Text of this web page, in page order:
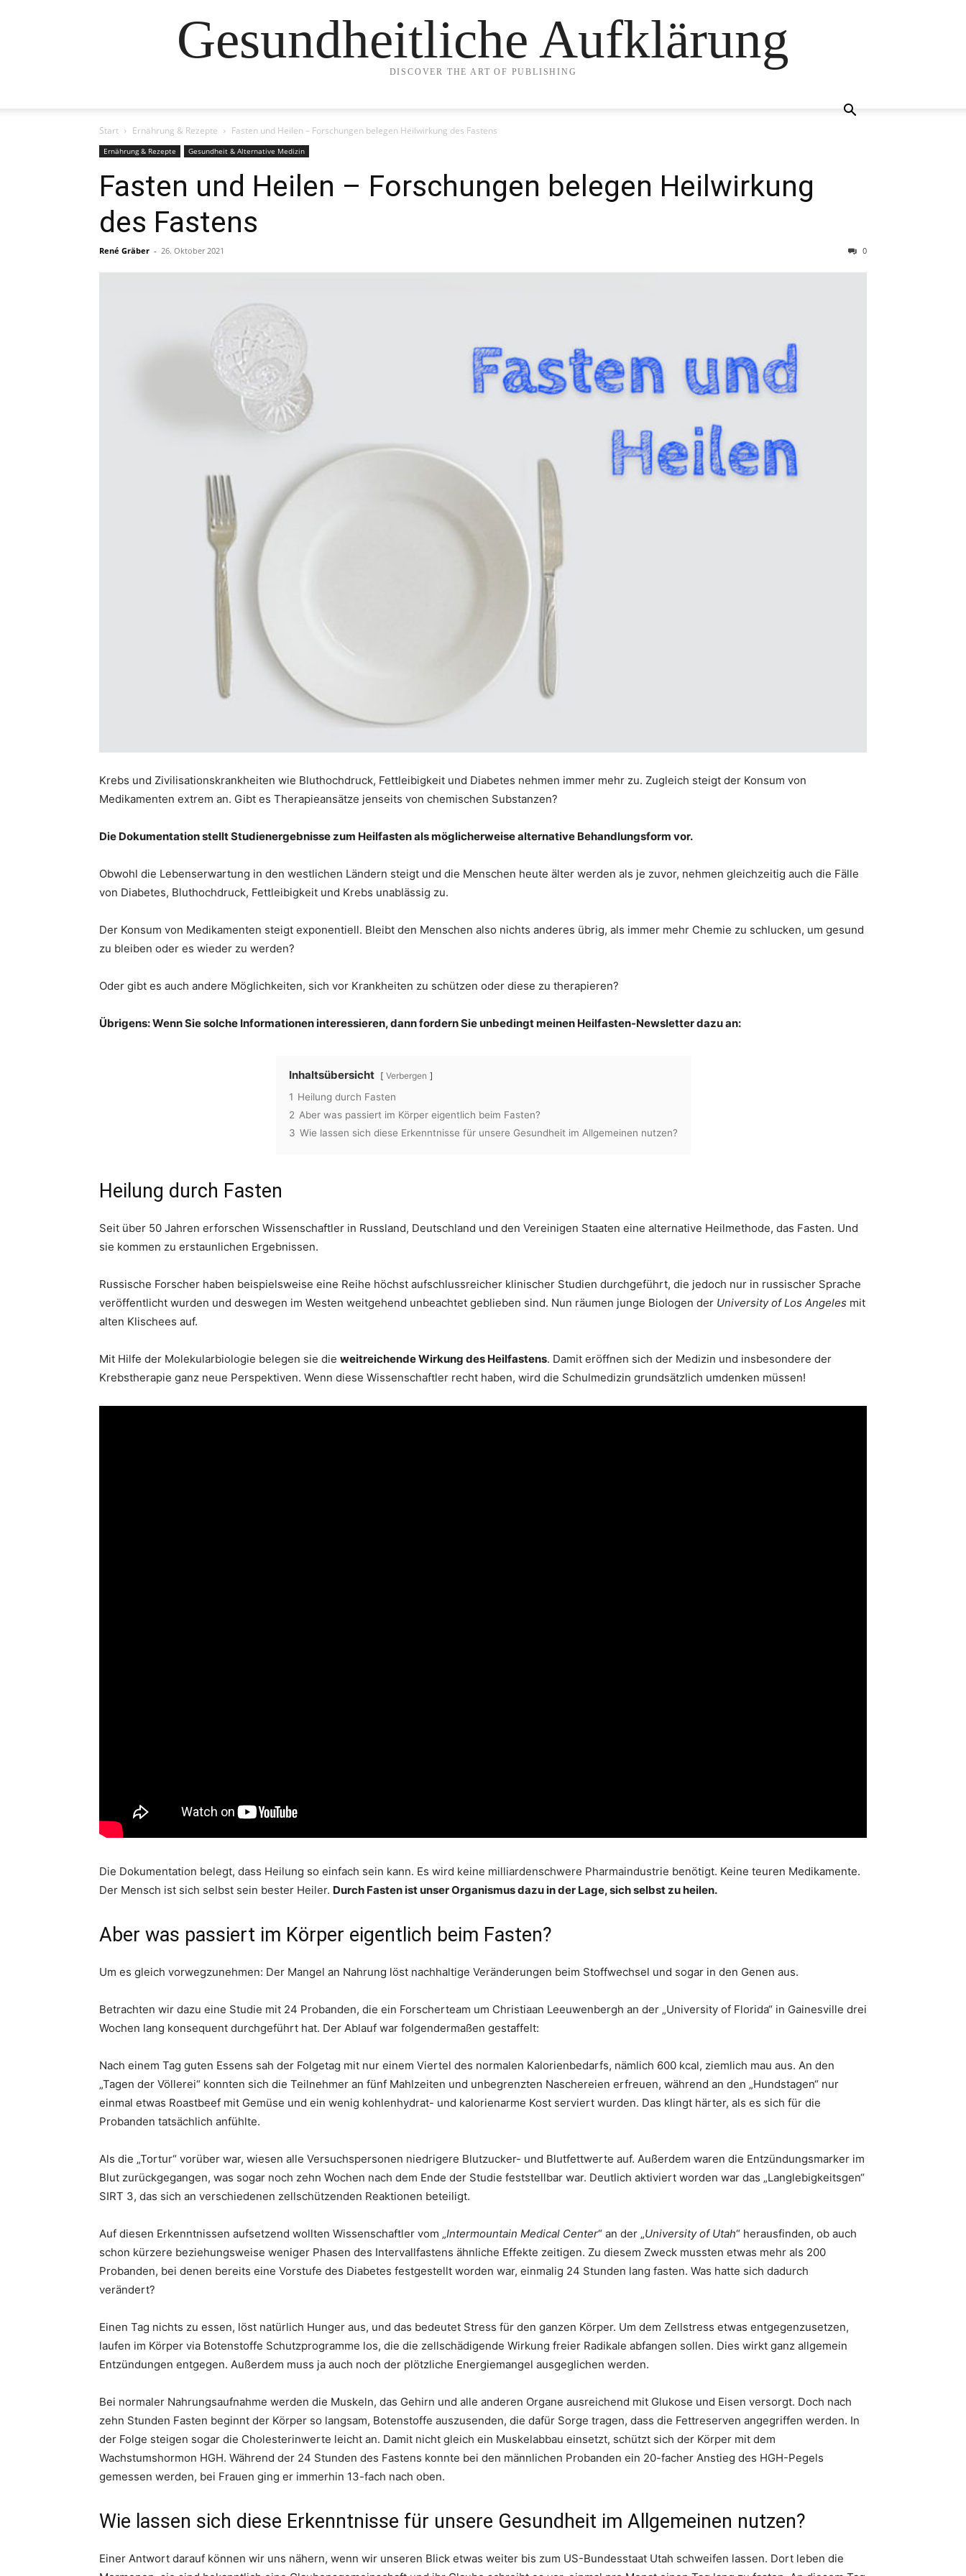
Gesundheitliche Aufklärung
DISCOVER THE ART OF PUBLISHING
Start Ernährung & Rezepte Fasten und Heilen – Forschungen belegen Heilwirkung des Fastens
Ernährung & Rezepte Gesundheit & Alternative Medizin
Fasten und Heilen – Forschungen belegen Heilwirkung
des Fastens
René Gräber - 26. Oktober 2021 0
Krebs und Zivilisationskrankheiten wie Bluthochdruck, Fettleibigkeit und Diabetes nehmen immer mehr zu. Zugleich steigt der Konsum von
Medikamenten extrem an. Gibt es Therapieansätze jenseits von chemischen Substanzen?
Die Dokumentation stellt Studienergebnisse zum Heilfasten als möglicherweise alternative Behandlungsform vor.
Obwohl die Lebenserwartung in den westlichen Ländern steigt und die Menschen heute älter werden als je zuvor, nehmen gleichzeitig auch die Fälle
von Diabetes, Bluthochdruck, Fettleibigkeit und Krebs unablässig zu.
Der Konsum von Medikamenten steigt exponentiell. Bleibt den Menschen also nichts anderes übrig, als immer mehr Chemie zu schlucken, um gesund
zu bleiben oder es wieder zu werden?
Oder gibt es auch andere Möglichkeiten, sich vor Krankheiten zu schützen oder diese zu therapieren?
Übrigens: Wenn Sie solche Informationen interessieren, dann fordern Sie unbedingt meinen Heilfasten-Newsletter dazu an:
Inhaltsübersicht Verbergen
1 Heilung durch Fasten
2 Aber was passiert im Körper eigentlich beim Fasten?
3 Wie lassen sich diese Erkenntnisse für unsere Gesundheit im Allgemeinen nutzen?
Heilung durch Fasten
Seit über 50 Jahren erforschen Wissenschaftler in Russland, Deutschland und den Vereinigen Staaten eine alternative Heilmethode, das Fasten. Und
sie kommen zu erstaunlichen Ergebnissen.
Russische Forscher haben beispielsweise eine Reihe höchst aufschlussreicher klinischer Studien durchgeführt, die jedoch nur in russischer Sprache
veröffentlicht wurden und deswegen im Westen weitgehend unbeachtet geblieben sind. Nun räumen junge Biologen der University of Los Angeles mit
alten Klischees auf.
Mit Hilfe der Molekularbiologie belegen sie die weitreichende Wirkung des Heilfastens. Damit eröffnen sich der Medizin und insbesondere der
Krebstherapie ganz neue Perspektiven. Wenn diese Wissenschaftler recht haben, wird die Schulmedizin grundsätzlich umdenken müssen!
Die Dokumentation belegt, dass Heilung so einfach sein kann. Es wird keine milliardenschwere Pharmaindustrie benötigt. Keine teuren Medikamente.
Der Mensch ist sich selbst sein bester Heiler. Durch Fasten ist unser Organismus dazu in der Lage, sich selbst zu heilen.
Aber was passiert im Körper eigentlich beim Fasten?
Um es gleich vorwegzunehmen: Der Mangel an Nahrung löst nachhaltige Veränderungen beim Stoffwechsel und sogar in den Genen aus.
Betrachten wir dazu eine Studie mit 24 Probanden, die ein Forscherteam um Christiaan Leeuwenbergh an der „University of Florida“ in Gainesville drei
Wochen lang konsequent durchgeführt hat. Der Ablauf war folgendermaßen gestaffelt:
Nach einem Tag guten Essens sah der Folgetag mit nur einem Viertel des normalen Kalorienbedarfs, nämlich 600 kcal, ziemlich mau aus. An den
„Tagen der Völlerei“ konnten sich die Teilnehmer an fünf Mahlzeiten und unbegrenzten Naschereien erfreuen, während an den „Hundstagen“ nur
einmal etwas Roastbeef mit Gemüse und ein wenig kohlenhydrat- und kalorienarme Kost serviert wurden. Das klingt härter, als es sich für die
Probanden tatsächlich anfühlte.
Als die „Tortur“ vorüber war, wiesen alle Versuchspersonen niedrigere Blutzucker- und Blutfettwerte auf. Außerdem waren die Entzündungsmarker im
Blut zurückgegangen, was sogar noch zehn Wochen nach dem Ende der Studie feststellbar war. Deutlich aktiviert worden war das „Langlebigkeitsgen“
SIRT 3, das sich an verschiedenen zellschützenden Reaktionen beteiligt.
Auf diesen Erkenntnissen aufsetzend wollten Wissenschaftler vom „Intermountain Medical Center“ an der „University of Utah“ herausfinden, ob auch
schon kürzere beziehungsweise weniger Phasen des Intervallfastens ähnliche Effekte zeitigen. Zu diesem Zweck mussten etwas mehr als 200
Probanden, bei denen bereits eine Vorstufe des Diabetes festgestellt worden war, einmalig 24 Stunden lang fasten. Was hatte sich dadurch
verändert?
Einen Tag nichts zu essen, löst natürlich Hunger aus, und das bedeutet Stress für den ganzen Körper. Um dem Zellstress etwas entgegenzusetzen,
laufen im Körper via Botenstoffe Schutzprogramme los, die die zellschädigende Wirkung freier Radikale abfangen sollen. Dies wirkt ganz allgemein
Entzündungen entgegen. Außerdem muss ja auch noch der plötzliche Energiemangel ausgeglichen werden.
Bei normaler Nahrungsaufnahme werden die Muskeln, das Gehirn und alle anderen Organe ausreichend mit Glukose und Eisen versorgt. Doch nach
zehn Stunden Fasten beginnt der Körper so langsam, Botenstoffe auszusenden, die dafür Sorge tragen, dass die Fettreserven angegriffen werden. In
der Folge steigen sogar die Cholesterinwerte leicht an. Damit nicht gleich ein Muskelabbau einsetzt, schützt sich der Körper mit dem
Wachstumshormon HGH. Während der 24 Stunden des Fastens konnte bei den männlichen Probanden ein 20-facher Anstieg des HGH-Pegels
gemessen werden, bei Frauen ging er immerhin 13-fach nach oben.
Wie lassen sich diese Erkenntnisse für unsere Gesundheit im Allgemeinen nutzen?
Einer Antwort darauf können wir uns nähern, wenn wir unseren Blick etwas weiter bis zum US-Bundesstaat Utah schweifen lassen. Dort leben die